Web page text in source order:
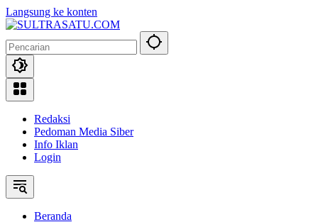
Langsung ke konten
Redaksi
Pedoman Media Siber
Info Iklan
Login
Beranda